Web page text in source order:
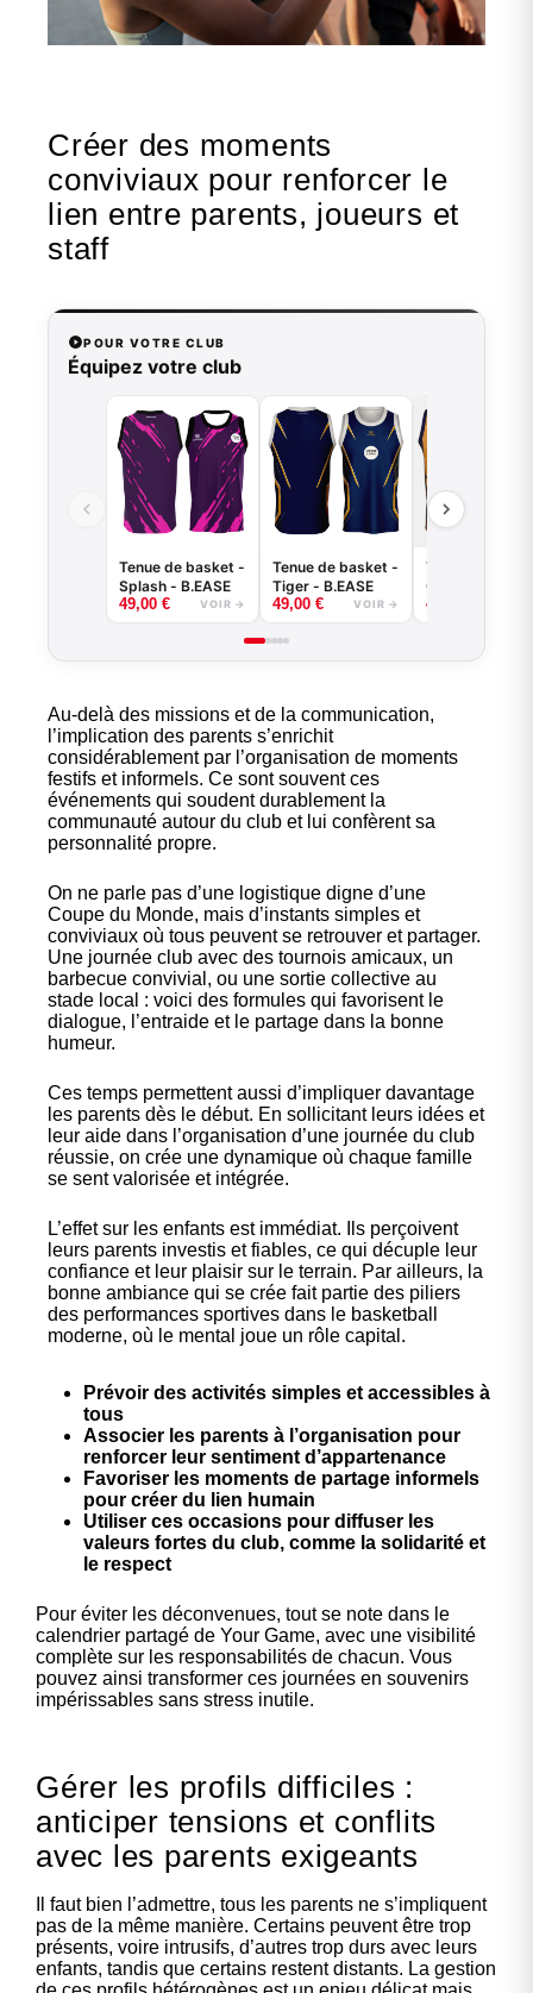
Créer des moments
conviviaux pour renforcer le
lien entre parents, joueurs et
staff
POUR VOTRE CLUB
Équipez votre club
Tenue de basket -
Splash - B.EASE
49,00 € VOIR →
Tenue de basket -
Tiger - B.EASE
49,00 € VOIR →
Tenue de
Griffe - B.EASE
49,00
Au-delà des missions et de la communication,
l’implication des parents s’enrichit
considérablement par l’organisation de moments
festifs et informels. Ce sont souvent ces
événements qui soudent durablement la
communauté autour du club et lui confèrent sa
personnalité propre.
On ne parle pas d’une logistique digne d’une
Coupe du Monde, mais d’instants simples et
conviviaux où tous peuvent se retrouver et partager.
Une journée club avec des tournois amicaux, un
barbecue convivial, ou une sortie collective au
stade local : voici des formules qui favorisent le
dialogue, l’entraide et le partage dans la bonne
humeur.
Ces temps permettent aussi d’impliquer davantage
les parents dès le début. En sollicitant leurs idées et
leur aide dans l’organisation d’une journée du club
réussie, on crée une dynamique où chaque famille
se sent valorisée et intégrée.
L’effet sur les enfants est immédiat. Ils perçoivent
leurs parents investis et fiables, ce qui décuple leur
confiance et leur plaisir sur le terrain. Par ailleurs, la
bonne ambiance qui se crée fait partie des piliers
des performances sportives dans le basketball
moderne, où le mental joue un rôle capital.
Prévoir des activités simples et accessibles à
tous
Associer les parents à l’organisation pour
renforcer leur sentiment d’appartenance
Favoriser les moments de partage informels
pour créer du lien humain
Utiliser ces occasions pour diffuser les
valeurs fortes du club, comme la solidarité et
le respect
Pour éviter les déconvenues, tout se note dans le
calendrier partagé de Your Game, avec une visibilité
complète sur les responsabilités de chacun. Vous
pouvez ainsi transformer ces journées en souvenirs
impérissables sans stress inutile.
Gérer les profils difficiles :
anticiper tensions et conflits
avec les parents exigeants
Il faut bien l’admettre, tous les parents ne s’impliquent
pas de la même manière. Certains peuvent être trop
présents, voire intrusifs, d’autres trop durs avec leurs
enfants, tandis que certains restent distants. La gestion